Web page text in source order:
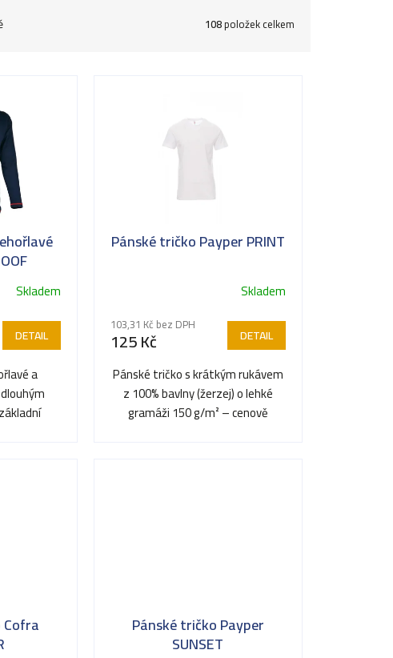
108položek celkem
Skladem
DETAIL
a
Pánské tričko Payper PRINT
Skladem
103,31 Kč bez DPH
125 Kč DETAIL
Pánské tričko s krátkým rukávem
z 100% bavlny (žerzej) o lehké
gramáži 150 g/m² – cenově
Pánské tričko Payper
SUNSET